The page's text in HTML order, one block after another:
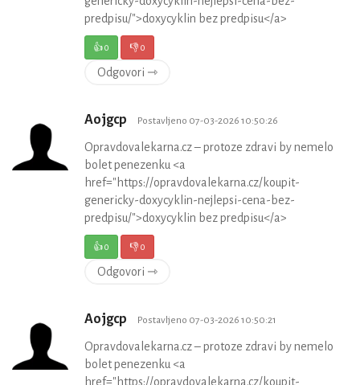
predpisu/">doxycyklin bez predpisu</a>
👍0 👎0
Odgovori ⇾
Aojgcp Postavljeno 07-03-2026 10:50:26
Opravdovalekarna.cz – protoze zdravi by nemelo
bolet penezenku <a
href="https://opravdovalekarna.cz/koupit-
genericky-doxycyklin-nejlepsi-cena-bez-
predpisu/">doxycyklin bez predpisu</a>
👍0 👎0
Odgovori ⇾
Aojgcp Postavljeno 07-03-2026 10:50:21
Opravdovalekarna.cz – protoze zdravi by nemelo
bolet penezenku <a
href="https://opravdovalekarna.cz/koupit-